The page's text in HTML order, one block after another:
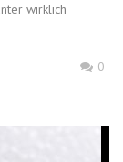
wirklich
0